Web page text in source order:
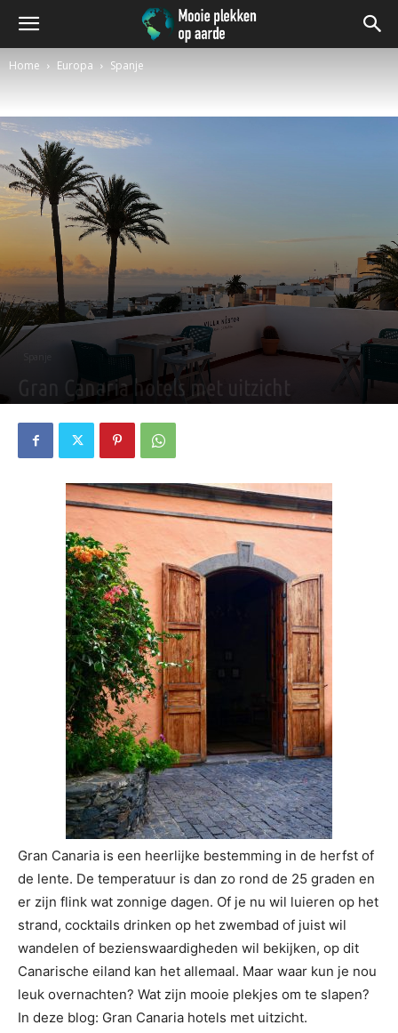
Home Europa Spanje
Gran Canaria hotels met uitzicht
Gran Canaria is een heerlijke bestemming in de herfst of
de lente. De temperatuur is dan zo rond de 25 graden en
er zijn flink wat zonnige dagen. Of je nu wil luieren op het
strand, cocktails drinken op het zwembad of juist wil
wandelen of bezienswaardigheden wil bekijken, op dit
Canarische eiland kan het allemaal. Maar waar kun je nou
leuk overnachten? Wat zijn mooie plekjes om te slapen?
In deze blog: Gran Canaria hotels met uitzicht.